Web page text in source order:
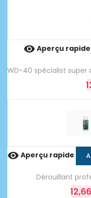
 Aperçu rapide
WD-40 spécialist
 Aperçu rapide
Dérouillant